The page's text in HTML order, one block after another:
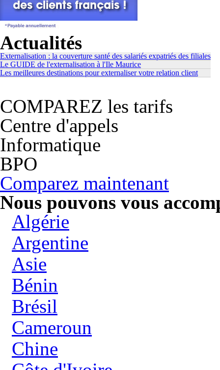
Actualités
Externalisation : la couverture santé des salariés expatriés des filiales
Le GUIDE de l'externalisation à l'Ile Maurice
Les meilleures destinations pour externaliser votre relation client
COMPAREZ les tarifs
Centre d'appels
Informatique
BPO
Comparez maintenant
Nous pouvons vous
Algérie
Argentine
Asie
Bénin
Brésil
Cameroun
Chine